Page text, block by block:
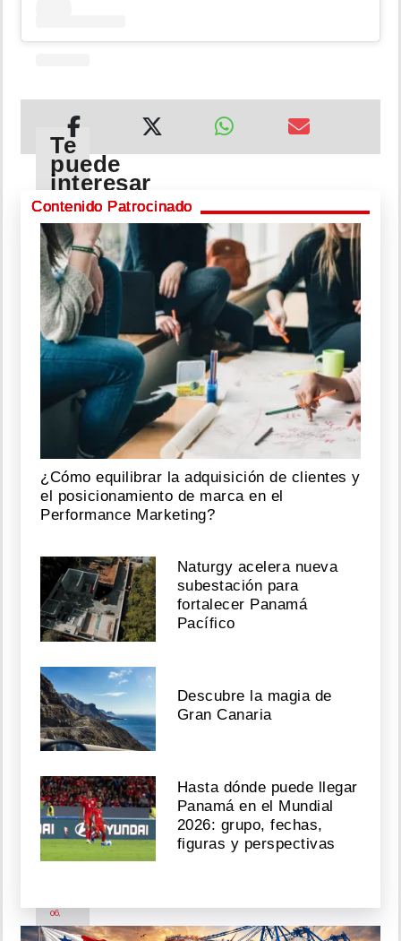
Te
puede
interesar
Yemil
se
pone
fino
con
relojes
caros;
en
redes
se
primer
show
Agosto
2026
"Acabo
sufrir
una
agresión":
Mujer
le
soba
el
rifle
a
streamer
en
vivo
06,
2026
Contenido Patrocinado
¿Cómo equilibrar la adquisición de clientes y
el posicionamiento de marca en el
Performance Marketing?
Naturgy acelera nueva
subestación para
fortalecer Panamá
Pacífico
Descubre la magia de
Gran Canaria
Hasta dónde puede llegar
Panamá en el Mundial
2026: grupo, fechas,
figuras y perspectivas